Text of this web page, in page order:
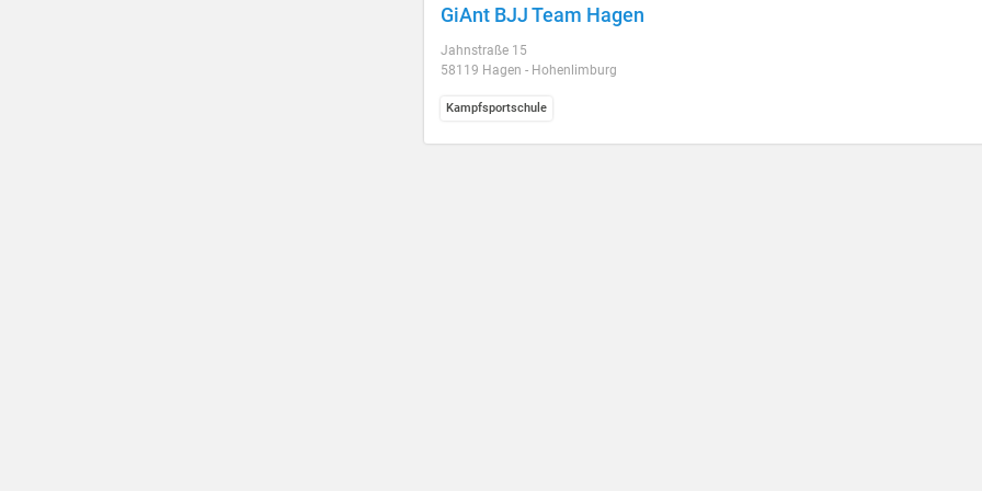
GiAnt BJJ Team Hagen
Jahnstraße 15
58119 Hagen - Hohenlimburg
Kampfsportschule